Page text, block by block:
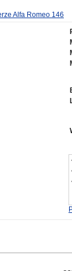
Alfa Romeo 146